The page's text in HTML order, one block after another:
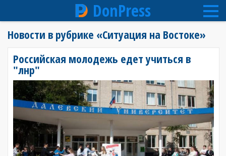
содержанию
DonPress
Новости в рубрике «Ситуация на Востоке»
Российская молодежь едет учиться в
"лнр"